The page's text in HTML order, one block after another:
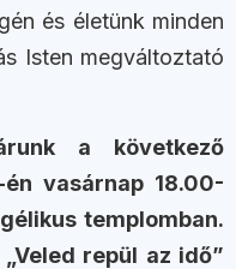
és életünk minden
Isten megváltoztató
a következő
vasárnap 18.00-
templomban.
repül az idő”